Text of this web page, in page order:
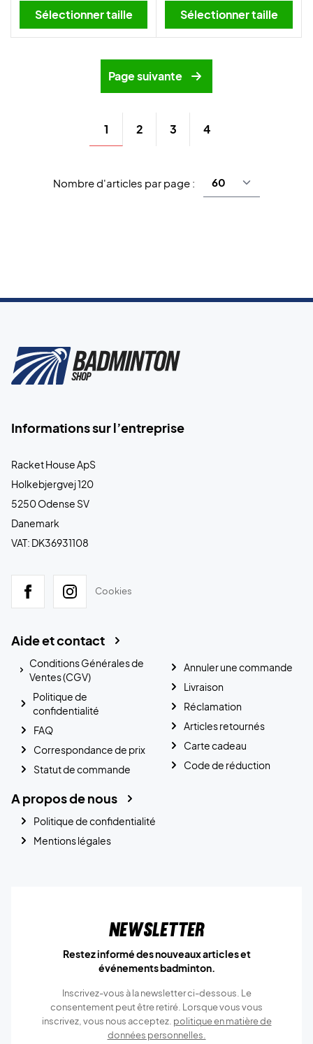
Sélectionner taille Sélectionner taille
Page suivante
1 2 3 4
Nombre d'articles par page :
Informations sur l’entreprise
Racket House ApS
Holkebjergvej 120
5250 Odense SV
Danemark
VAT: DK36931108
Cookies
Aide et contact
Conditions Générales de
Ventes (CGV)
Politique de
confidentialité
FAQ
Correspondance de prix
Statut de commande
Annuler une commande
Livraison
Réclamation
Articles retournés
Carte cadeau
Code de réduction
A propos de nous
Politique de confidentialité
Mentions légales
Newsletter
Restez informé des nouveaux articles et
événements badminton.
Inscrivez-vous à la newsletter ci-dessous. Le
consentement peut être retiré. Lorsque vous vous
inscrivez, vous nous acceptez. politique en matière de
données personnelles.